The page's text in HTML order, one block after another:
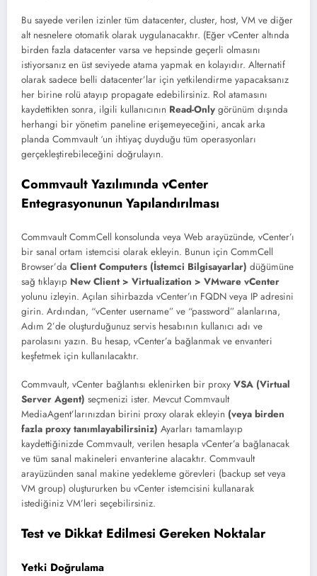
Bu sayede verilen izinler tüm datacenter, cluster, host, VM ve diğer
alt nesnelere otomatik olarak uygulanacaktır. (Eğer vCenter altında
birden fazla datacenter varsa ve hepsinde geçerli olmasını
istiyorsanız en üst seviyede atama yapmak en kolayıdır. Alternatif
olarak sadece belli datacenter’lar için yetkilendirme yapacaksanız
her birine rolü atayıp propagate edebilirsiniz. Rol atamasını
kaydettikten sonra, ilgili kullanıcının Read-Only görünüm dışında
herhangi bir yönetim paneline erişemeyeceğini, ancak arka
planda Commvault ‘un ihtiyaç duyduğu tüm operasyonları
gerçekleştirebileceğini doğrulayın.
Commvault Yazılımında vCenter
Entegrasyonunun Yapılandırılması
Commvault CommCell konsolunda veya Web arayüzünde, vCenter’ı
bir sanal ortam istemcisi olarak ekleyin. Bunun için CommCell
Browser’da Client Computers (İstemci Bilgisayarlar) düğümüne
sağ tıklayıp New Client > Virtualization > VMware vCenter
yolunu izleyin. Açılan sihirbazda vCenter’ın FQDN veya IP adresini
girin. Ardından, “vCenter username” ve “password” alanlarına,
Adım 2’de oluşturduğunuz servis hesabının kullanıcı adı ve
parolasını yazın. Bu hesap, vCenter’a bağlanmak ve envanteri
keşfetmek için kullanılacaktır.
Commvault, vCenter bağlantısı eklenirken bir proxy VSA (Virtual
Server Agent) seçmenizi ister. Mevcut Commvault
MediaAgent’larınızdan birini proxy olarak ekleyin (veya birden
fazla proxy tanımlayabilirsiniz) Ayarları tamamlayıp
kaydettiğinizde Commvault, verilen hesapla vCenter’a bağlanacak
ve tüm sanal makineleri envanterine alacaktır. Commvault
arayüzünden sanal makine yedekleme görevleri (backup set veya
VM group) oluştururken bu vCenter istemcisini kullanarak
istediğiniz VM’leri seçebilirsiniz.
Test ve Dikkat Edilmesi Gereken Noktalar
Yetki Doğrulama